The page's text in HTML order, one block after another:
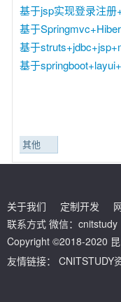
基于jsp实现登录注
基于
基于
基于
其他
关于我们 定制开发
联系方式 微信：
Copyright ©2018-2020
友情链接：
CNITSTUDY